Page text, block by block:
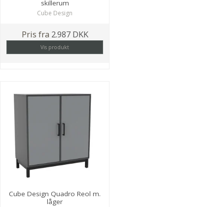
skillerum
Cube Design
Pris fra 2.987 DKK
Vis produkt
Cube Design Quadro Reol m.
låger